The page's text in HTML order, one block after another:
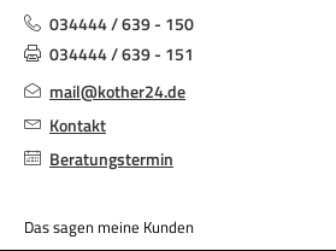
034444 / 639 - 150
034444 / 639 - 151
mail@kother24.de
Kontakt
Beratungstermin
Das sagen meine Kunden